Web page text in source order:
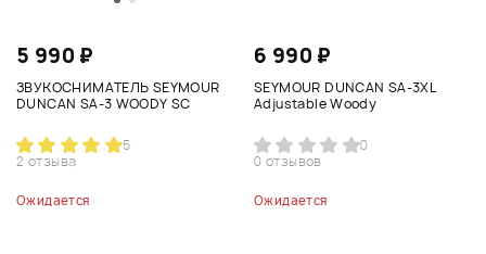
5 990 ₽
ЗВУКОСНИМАТЕЛЬ SEYMOUR
DUNCAN SA-3 WOODY SC
5
2 отзыва
Ожидается
6 990 ₽
SEYMOUR DUNCAN SA-3XL
Adjustable Woody
0
0 отзывов
Ожидается